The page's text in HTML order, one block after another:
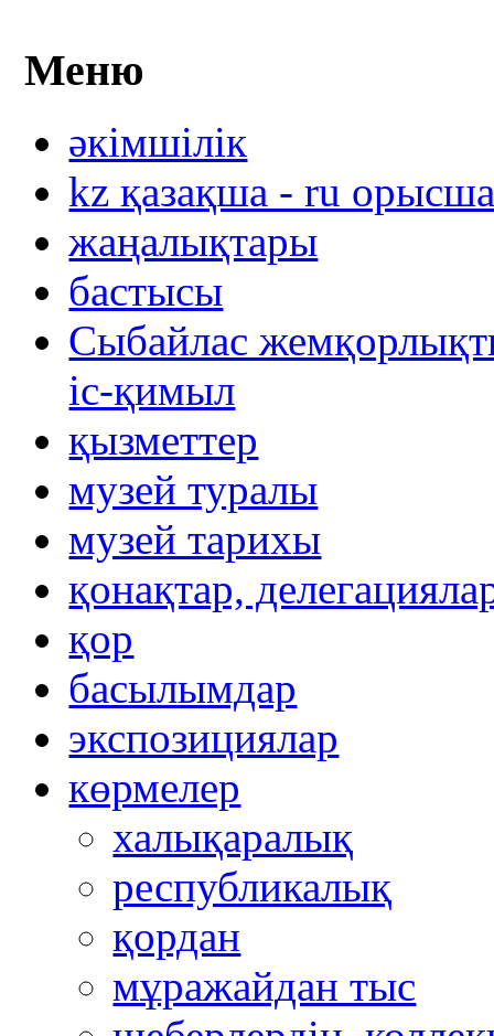
Меню
әкімшілік
kz қазақша - ru
жаңалықтары
бастысы
Сыбайлас
іс-қимыл
қызметтер
музей туралы
музей тарихы
қонақтар,
қор
басылымдар
экспозициялар
көрмелер
халықаралық
республикалық
қордан
мұражайдан тыс